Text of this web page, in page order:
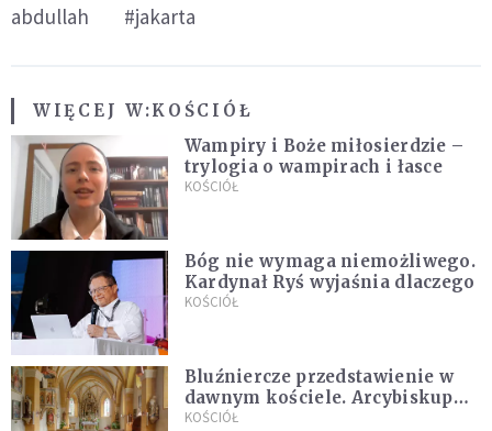
abdullah
#jakarta
WIĘCEJ W:KOŚCIÓŁ
Wampiry i Boże miłosierdzie –
trylogia o wampirach i łasce
KOŚCIÓŁ
Bóg nie wymaga niemożliwego.
Kardynał Ryś wyjaśnia dlaczego
KOŚCIÓŁ
Bluźniercze przedstawienie w
dawnym kościele. Arcybiskup
stanowczo reaguje
KOŚCIÓŁ